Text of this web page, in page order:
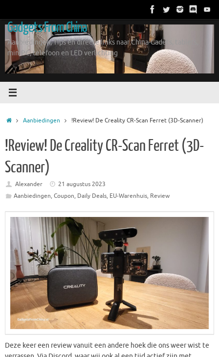
de
inhoud
Gadgets From China
Aanbiedingen, Tips en directe links naar China-Gadets, tablets,
miniPC, telefoon en LED verlichting
HomeAanbiedingen !Review! De Creality CR-Scan Ferret (3D-Scanner)
!Review! De Creality CR-Scan Ferret (3D-
Scanner)
Alexander
21 augustus 2023
Aanbiedingen, Coupon, Daily Deals, EU-Warenhuis, Review
Deze keer een review vanuit een andere hoek die ons weer wist te